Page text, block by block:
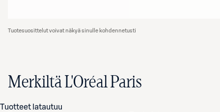
Tuotesuosittelut voivat näkyä sinulle kohdennetusti
Merkiltä L'Oréal Paris
Tuotteet latautuu